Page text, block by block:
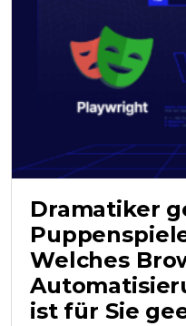
Dramatiker
Welches
ist für Sie